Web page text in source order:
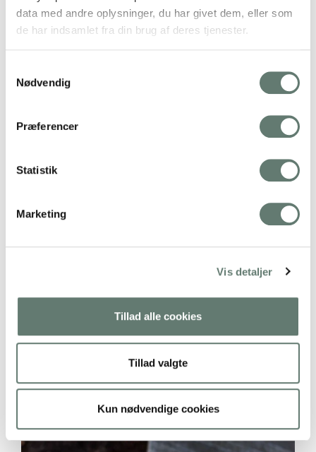
data med andre oplysninger, du har givet dem, eller som
de har indsamlet fra din brug af deres tjenester.
Nødvendig
Præferencer
Statistik
Marketing
Vis detaljer
Tillad alle cookies
Tillad valgte
Kun nødvendige cookies
Skriv et svar
Kommentar